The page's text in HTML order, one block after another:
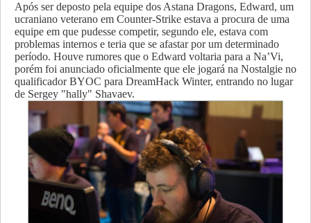
Após ser deposto pela equipe dos Astana Dragons, Edward, um
ucraniano veterano em Counter-Strike estava a procura de uma
equipe em que pudesse competir, segundo ele, estava com
problemas internos e teria que se afastar por um determinado
período. Houve rumores que o Edward voltaria para a Na’Vi,
porém foi anunciado oficialmente que ele jogará na Nostalgie no
qualificador BYOC para DreamHack Winter, entrando no lugar
de Sergey "hally" Shavaev.